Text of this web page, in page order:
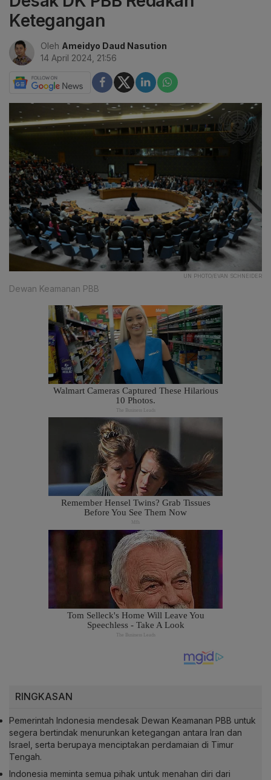
Ketegangan
Oleh Ameidyo Daud Nasution
14 April 2024, 21:56
UN PHOTO/EVAN SCHNEIDER
Dewan Keamanan PBB
RINGKASAN
Pemerintah Indonesia mendesak Dewan Keamanan PBB untuk
segera bertindak menurunkan ketegangan antara Iran dan
Israel, serta berupaya menciptakan perdamaian di Timur
Tengah.
Indonesia meminta semua pihak untuk menahan diri dari